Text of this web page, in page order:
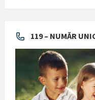
119 – NUMĂR